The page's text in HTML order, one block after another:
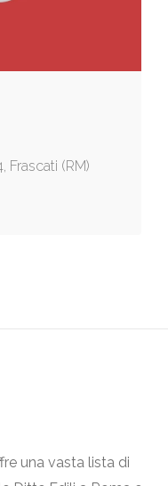
Frascati (RM)
una vasta lista di